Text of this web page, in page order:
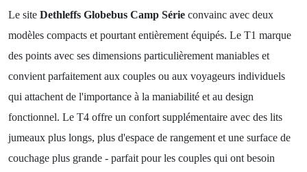
Le site Dethleffs Globebus Camp Série convainc avec deux
modèles compacts et pourtant entièrement équipés. Le T1 marque
des points avec ses dimensions particulièrement maniables et
convient parfaitement aux couples ou aux voyageurs individuels
qui attachent de l'importance à la maniabilité et au design
fonctionnel. Le T4 offre un confort supplémentaire avec des lits
jumeaux plus longs, plus d'espace de rangement et une surface de
couchage plus grande - parfait pour les couples qui ont besoin